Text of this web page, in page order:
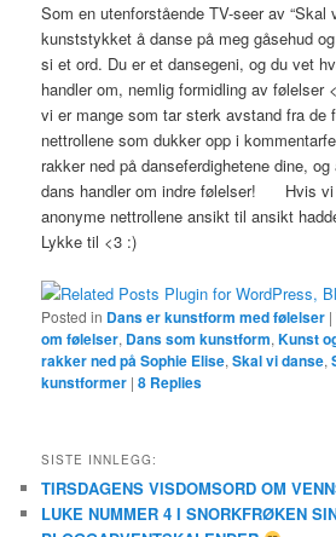
Som en utenforstående TV-seer av “Skal
kunststykket å danse på meg gåsehud
si et ord. Du er et dansegeni, og du vet
handler om, nemlig formidling av
vi er mange som tar sterk avstand fra de
nettrollene som dukker opp i
rakker ned på danseferdighetene dine,
dans handler om indre følelser! Hvis vi
anonyme nettrollene ansikt til ansikt
Lykke til <3 :)
Posted in Dans er kunstform med følelser |
om følelser, Dans som kunstform,Kunst
rakker ned på Sophie Elise,Skal vi danse,
kunstformer |8 Replies
SISTE INNLEGG:
TIRSDAGENS VISDOMSORD OM
LUKE NUMMER 4 I SNORKFRØKEN